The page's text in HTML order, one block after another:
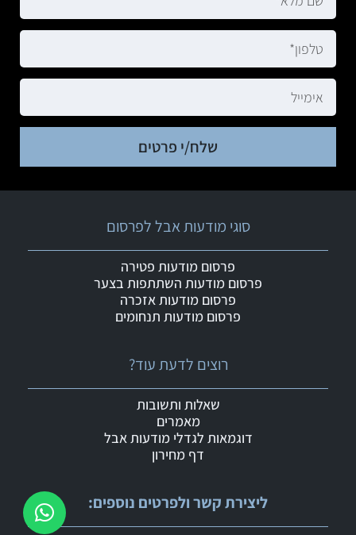
שלח/י פרטים
ליצירת קשר ולפרטים נוספים:
רוצים לדעת עוד?
שאלות ותשובות
מאמרים
דוגמאות לגדלי מודעות אבל
דף מחירון
סוגי מודעות אבל לפרסום
פרסום מודעות פטירה
פרסום מודעות השתתפות בצער
פרסום מודעות אזכרה
פרסום מודעות תנחומים